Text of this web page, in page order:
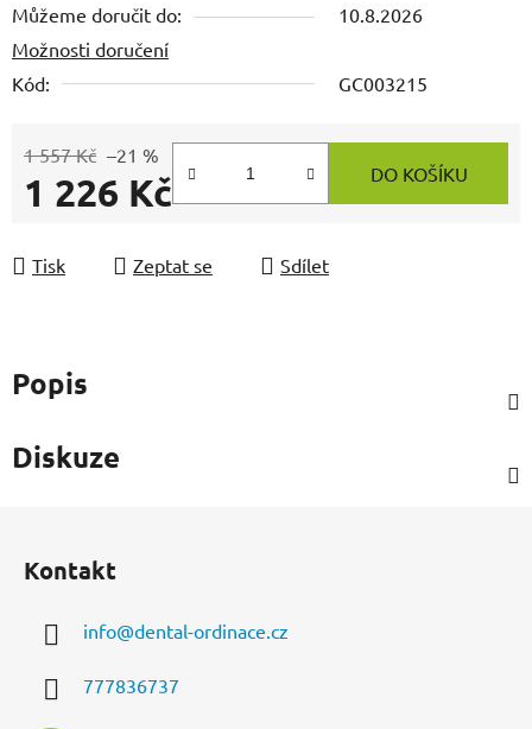
Můžeme doručit do:
10.8.2026
Možnosti doručení
Kód:
GC003215
1 557 Kč –21 %
1 226 Kč DO KOŠÍKU
Tisk Zeptat se Sdílet
Popis
Diskuze
Kontakt
info@dental-ordinace.cz
777836737